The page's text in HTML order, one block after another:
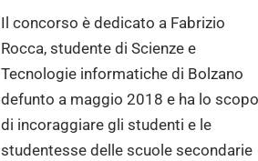
Il concorso è dedicato a Fabrizio
Rocca,studente di Scienze e
Tecnologie informatiche di Bolzano
defunto a maggio 2018 e ha lo scopo
di incoraggiare gli studenti e le
studentesse delle scuole secondarie